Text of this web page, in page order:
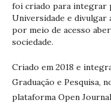
foi criado para integrar
Universidade e divulgar
por meio de acesso
sociedade.
Criado em 2018 e
Graduação e Pesquisa,
plataforma Open